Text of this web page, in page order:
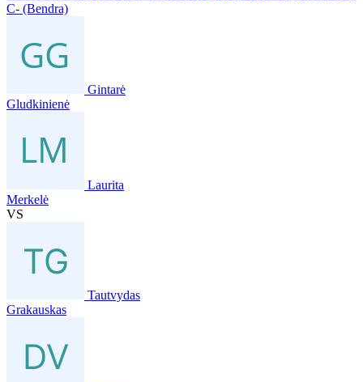
C- (Bendra)
Gintarė
Gludkinienė
Laurita
Merkelė
VS
Tautvydas
Grakauskas